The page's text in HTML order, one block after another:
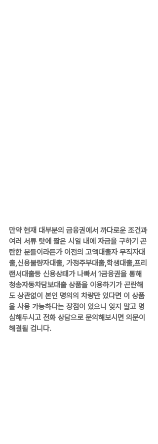
만약 현재 대부분의 금융권에서 까다로운 조건과
여러 서류 탓에 짧은 시일 내에 자금을 구하기 곤
란한 분들이라든가 이전의 고액대출자 무직자대
출,신용불량자대출, 가정주부대출,학생대출,프리
랜서대출등 신용상태가 나빠서 1금융권을 통해
청송자동차담보대출 상품을 이용하기가 곤란해
도 상관없이 본인 명의의 차량만 있다면 이 상품
을 사용 가능하다는 장점이 있으니 잊지 말고 명
심해두시고 전화 상담으로 문의해보시면 의문이
해결될 겁니다.